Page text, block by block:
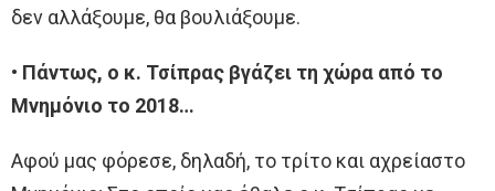
δεν αλλάξουμε, θα βουλιάξουμε.
• Πάντως, ο κ. Τσίπρας βγάζει τη χώρα από το
Μνημόνιο το 2018…
Αφού μας φόρεσε, δηλαδή, το τρίτο και αχρείαστο